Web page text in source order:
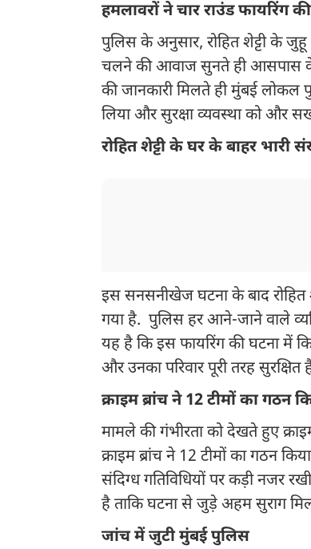
हमलावरों ने चार राउंड फायरिंग की
पुलिस के अनुसार, रोहित शेट्टी के जुहू
चलने की आवाज सुनते ही आसपास के
की जानकारी मिलते ही मुंबई
लिया और सुरक्षा व्यवस्था को और
रोहित शेट्टी के घर के बाहर भारी
इस सनसनीखेज घटना के बाद
गया है. पुलिस हर आने-जाने वाले
यह है कि इस फायरिंग की घटना में
और उनका परिवार पूरी तरह सुरक्षित
क्राइम ब्रांच ने 12 टीमों का गठन
मामले की गंभीरता को देखते हुए
क्राइम ब्रांच ने 12 टीमों का गठन
संदिग्ध गतिविधियों पर कड़ी नजर
है ताकि घटना से जुड़े अहम सुराग
जांच में जुटी मुंबई पुलिस